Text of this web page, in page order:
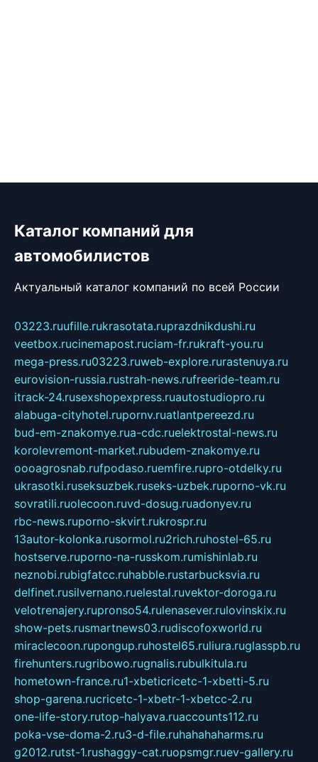
Каталог компаний для
автомобилистов
Актуальный каталог компаний по всей России
03223.ruufille.rukrasotata.ruprazdnikdushi.ru
veetbox.rucinemapost.ruciam-fr.rukraft-you.ru
mega-press.ru03223.ruweb-explore.rurastenuya.ru
eurovision-russia.rustrah-news.rufreeride-team.ru
itrack-24.rusexshopexpress.ruautostudiopro.ru
alabuga-cityhotel.rupornv.ruatlantpereezd.ru
bud-em-znakomye.rua-cdc.ruelektrostal-news.ru
korolevremont-market.rubudem-znakomye.ru
oooagrosnab.rufpodaso.ruemfire.rupro-otdelky.ru
ukrasotki.ruseksuzbek.ruseks-uzbek.ruporno-vk.ru
sovratili.ruolecoon.ruvd-dosug.ruadonyev.ru
rbc-news.ruporno-skvirt.rukrospr.ru
13autor-kolonka.rusormol.ru2rich.ruhostel-65.ru
hostserve.ruporno-na-russkom.rumishinlab.ru
neznobi.rubigfatcc.ruhabble.rustarbucksvia.ru
delfinet.rusilvernano.ruelestal.ruvektor-doroga.ru
velotrenajery.rupronso54.rulenasever.rulovinskix.ru
show-pets.rusmartnews03.rudiscofoxworld.ru
miraclecoon.rupongup.ruhostel65.ruliura.ruglasspb.ru
firehunters.rugribowo.rugnalis.rubulkitula.ru
hometown-france.ru1-xbeticricetc-1-xbetti-5.ru
shop-garena.rucricetc-1-xbetr-1-xbetcc-2.ru
one-life-story.rutop-halyava.ruaccounts112.ru
poka-vse-doma-2.ru3-d-file.ruhahahaharms.ru
g2012.rutst-1.rushaggy-cat.ruopsmgr.ruev-gallery.ru